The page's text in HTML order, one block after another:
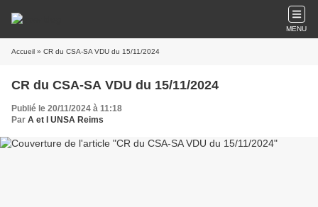
MENU
Accueil » CR du CSA-SA VDU du 15/11/2024
CR du CSA-SA VDU du 15/11/2024
Publié le 20/11/2024 à 11:18
Par A et I UNSA Reims